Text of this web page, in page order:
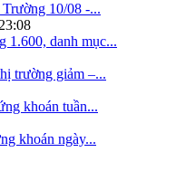
10/08 -...
1.600, danh mục...
trường giảm –...
khoán tuần...
khoán ngày...